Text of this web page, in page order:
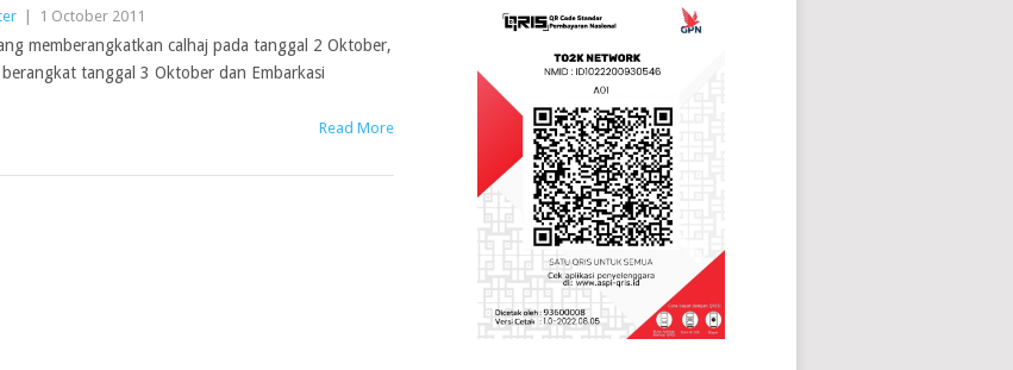
1 October 2011
memberangkatkan calhaj pada tanggal 2 Oktober,
tanggal 3 Oktober dan Embarkasi
Read More